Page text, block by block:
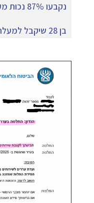
נקבעו 87% נכות מעבודה
בן 28 שיקבל למעלה מ 1,804,800 מביטוח לאומי